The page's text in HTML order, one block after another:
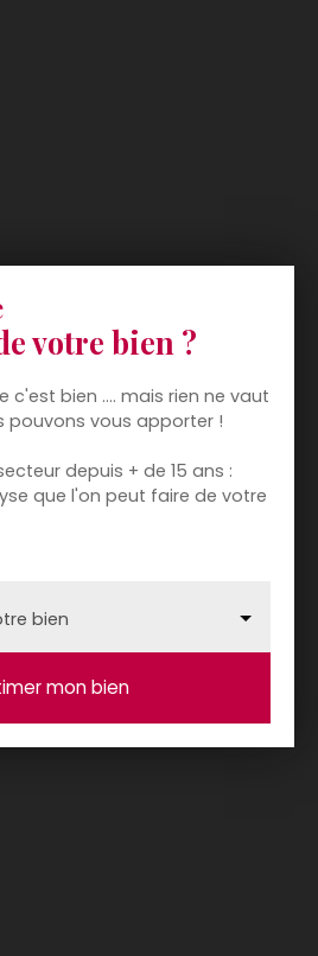
votre bien ?
c'est bien .... mais rien ne vaut
pouvons vous apporter !
depuis + de 15 ans :
que l'on peut faire de votre
bien
mon bien